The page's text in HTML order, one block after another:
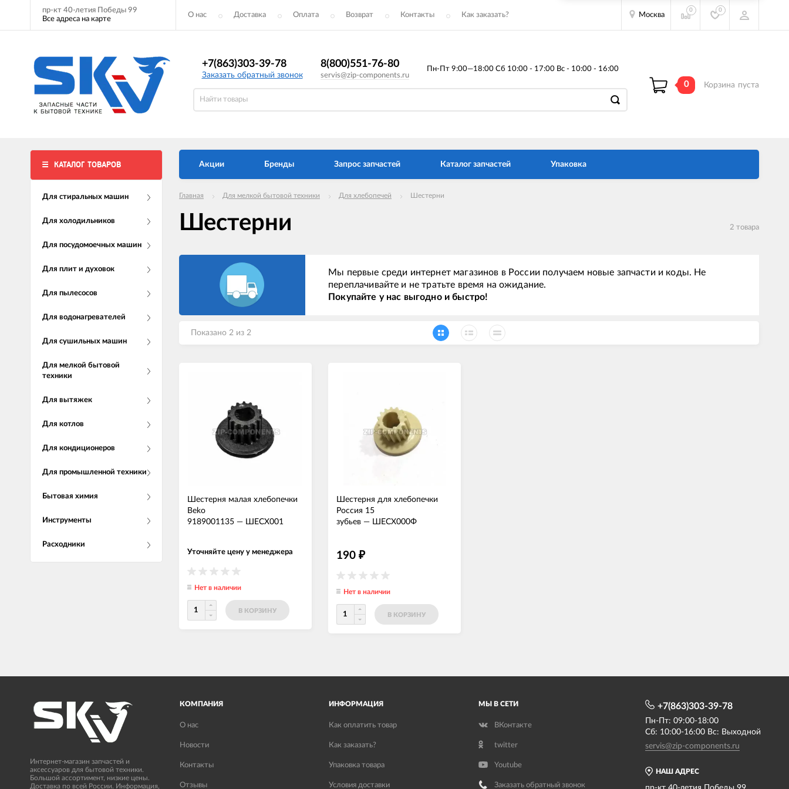
пр-кт 40-летия Победы 99
Все адреса на карте
О нас Доставка Оплата Возврат Контакты Как заказать? Москва
0 0
+7(863)303-39-78
Заказать обратный звонок
8(800)551-76-80
servis@zip-components.ru
Пн-Пт 9:00—18:00 Сб 10:00 - 17:00 Вс - 10:00 - 16:00
0 Корзина пуста
КАТАЛОГ ТОВАРОВ
Для стиральных машин
Для холодильников
Для посудомоечных машин
Для плит и духовок
Для пылесосов
Для водонагревателей
Для сушильных машин
Для мелкой бытовой
техники
Для вытяжек
Для котлов
Для кондиционеров
Для промышленной техники
Бытовая химия
Инструменты
Расходники
Акции Бренды Запрос запчастей Каталог запчастей Упаковка
Главная Для мелкой бытовой техники Для хлебопечей Шестерни
Шестерни 2 товара
Мы первые среди интернет магазинов в России получаем новые запчасти и коды. Не
переплачивайте и не тратьте время на ожидание.
Покупайте у нас выгодно и быстро!
Показано 2 из 2
Шестерня малая хлебопечки
Beko
9189001135 — ШЕСХ001
Уточняйте цену у менеджера
Нет в наличии
В КОРЗИНУ
Шестерня для хлебопечки
Россия 15
зубьев — ШЕСХ000Ф
190 ₽
Нет в наличии
В КОРЗИНУ
Интернет-магазин запчастей и
аксессуаров для бытовой техники.
Большой ассортимент, низкие цены.
Доставка по всей России. Информация,
КОМПАНИЯ
О нас
Новости
Контакты
Отзывы
ИНФОРМАЦИЯ
Как оплатить товар
Как заказать?
Упаковка товара
Условия доставки
МЫ В СЕТИ
ВКонтакте
twitter
Youtube
Заказать обратный звонок
НАШ АДРЕС
+7(863)303-39-78
Пн-Пт: 09:00-18:00
Сб: 10:00-16:00 Вс: Выходной
servis@zip-components.ru